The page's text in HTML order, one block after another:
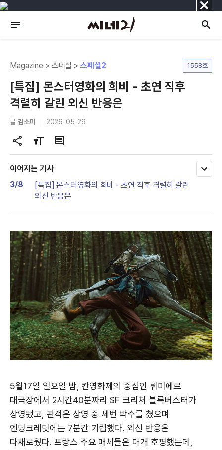
닫
기
Magazine > 스페셜 >스페셜2 1558호
[특집] 몬스터영화의 희비 - 초연 직후
격렬히 갈린 외신 반응은
글 김소미 2026-05-29
공
유
하
글
자
크
변
경
댓
글
이어지는 기사
3/8
[특집] 몬스터영화의 희비 - 초연 직후 격렬히 갈린
외신 반응은
모
5월17일 일요일 밤, 칸영화제의 중심인 뤼미에르
대극장에서 2시간40분짜리 SF 크리처 블록버스터가
상영됐고, 관객은 상영 중 세번 박수를 쳤으며
엔딩크레딧에는 7분간 기립했다. 외신 반응은
다채로웠다. 프랑스 주요 매체들은 대개 호평했는데,